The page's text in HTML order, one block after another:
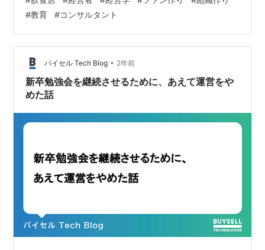
ていました。 「特に自分が接客してそのお客様がすぐに
再来店することを実感できました。お店の売上が日に日
に上がって行くので、自身の存在理由ややりがいが高く
なり充実した日々を送っていました。私が売上を上げる
感覚がありました。」と話してくれました。 続けて、現
在勤めている一部上場企業でもトレーニングを…
#教育 #コンサルタント
バイセル Tech Blog • 2年前
新卒勉強会を継続させるために、あえて運営をや
めた話